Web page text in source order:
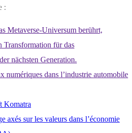
:
numériques dans l’industrie automobile
axés sur les valeurs dans l’économie